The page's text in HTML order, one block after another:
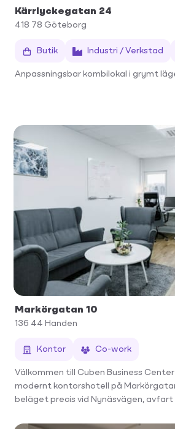
Kärrlyckegatan 24
418 78 Göteborg
Butik Industri / Verkstad
Anpassningsbar kombilokal i grymt
Markörgatan 10
136 44 Handen
Kontor Co-work
Välkommen till Cuben Business
modernt kontorshotell på
beläget precis vid Nynäsvägen, avfart